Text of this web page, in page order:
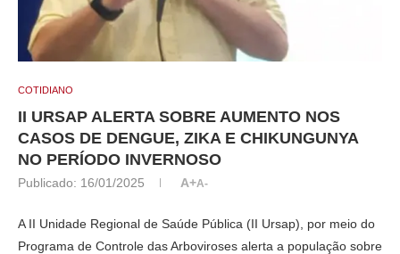
COTIDIANO
II URSAP ALERTA SOBRE AUMENTO NOS
CASOS DE DENGUE, ZIKA E CHIKUNGUNYA
NO PERÍODO INVERNOSO
Publicado: 16/01/2025 A+A-
A II Unidade Regional de Saúde Pública (II Ursap), por meio do
Programa de Controle das Arboviroses alerta a população sobre